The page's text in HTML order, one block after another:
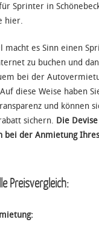
Sprinter in
hier.
macht es Sinn einen
zu buchen und
bei der
diese Weise haben
und können
sichern. Die
bei der Anmietung Ihres
Preisvergleich: